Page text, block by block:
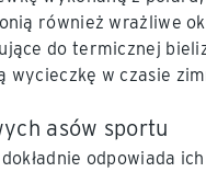
również wrażliwe
do termicznej
wycieczkę w czasie
asów sportu
odpowiada ich